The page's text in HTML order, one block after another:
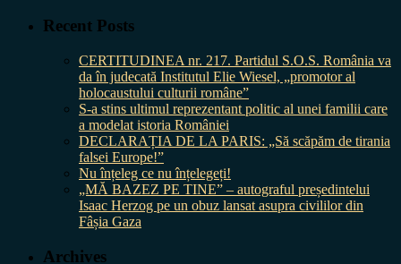
Recent Posts
CERTITUDINEA nr. 217. Partidul S.O.S. România va
da în judecată Institutul Elie Wiesel, „promotor al
holocaustului culturii române”
S-a stins ultimul reprezentant politic al unei familii care
a modelat istoria României
DECLARAȚIA DE LA PARIS: „Să scăpăm de tirania
falsei Europe!”
Nu înțeleg ce nu înțelegeți!
„MĂ BAZEZ PE TINE” – autograful președintelui
Isaac Herzog pe un obuz lansat asupra civililor din
Fâșia Gaza
Archives